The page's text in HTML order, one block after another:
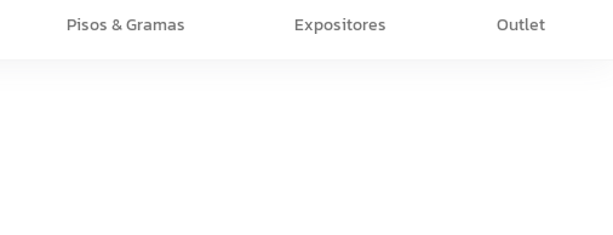
Pisos & Gramas Expositores Outlet